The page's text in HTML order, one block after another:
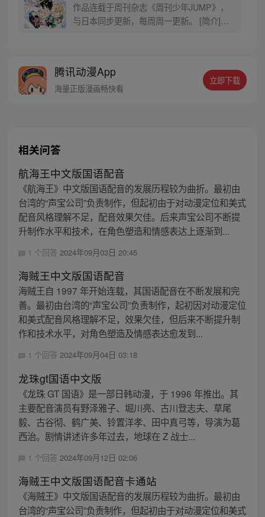
作品连载于周刊杂志《周刊少年JUMP》，
与日本同步更新，每周周一更新。 [简介]有
十年后，路飞为实现与因救他而断臂的杰克
斯的约定而出海，开始了以成为海盗王为目
腾讯动漫App
海量正版漫画畅快看
立即下载
相关问答
航海王中文版国语配音
《航海王》中文版国语配音的发展历程较为曲折。最初由
台湾的“声宝公司”负责制作，但起初由于对动漫定位和美式
配音风格理解不足，配音效果欠佳。后来声宝公司不断提
升制作水平和技术，在角色塑造和情感表达上逐渐到...
1 个回答 2024年09月03日 20:45
海贼王中文版国语配音
海贼王自 1997 年开始连载，其国语配音在不断发展和完
善。最初由台湾的“声宝公司”负责制作，起初因对动漫定位
和美式配音风格理解不足，效果欠佳，但后来不断提升制
作和技术水平，对角色塑造及情感表达愈发到...
1 个回答 2024年09月04日 03:18
龙珠gt国语中文版
《龙珠 GT 国语》是一部日韩动漫，于 1996 年推出。其
主要配音演员有野泽雅子、堀川亮、古川登志夫、草尾
毅、古谷彻、鹤广美、铃置洋孝、田中真弓等，导演为葛
西治。剧情讲述许多年过去，地球在 Z 战士...
1 个回答 2024年09月12日 02:06
海贼王中文版国语配音卡通站
《海贼王》中文版国语配音的发展历程较为曲折。最初由
台湾的“声宝公司”负责制作，但起初由于对动漫定位和美式